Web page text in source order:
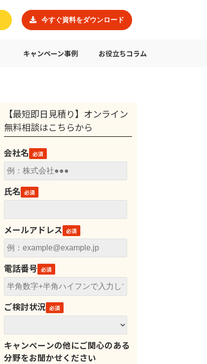
今すぐ資料をダウンロード
キャンペーン事例 お役立ちコラム
【最短即日見積り】オンライン
無料相談はこちらから
会社名
氏名
メールアドレス
電話番号
ご検討状況
キャンペーンの他にご関心のある
分野をお聞かせください